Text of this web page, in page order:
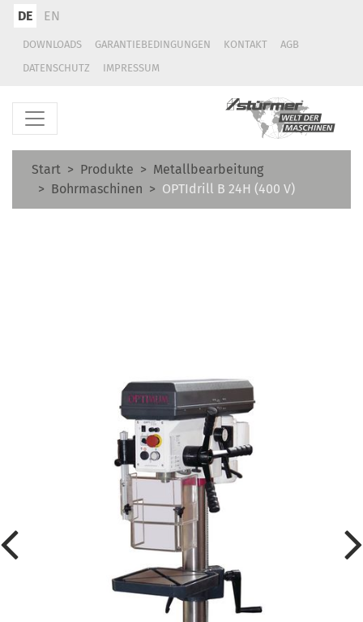
DE EN
DOWNLOADS GARANTIEBEDINGUNGEN KONTAKT
AGB
DATENSCHUTZ
IMPRESSUM
Start Produkte
Metallbearbeitung
Bohrmaschinen
OPTIdrill B 24H (400 V)